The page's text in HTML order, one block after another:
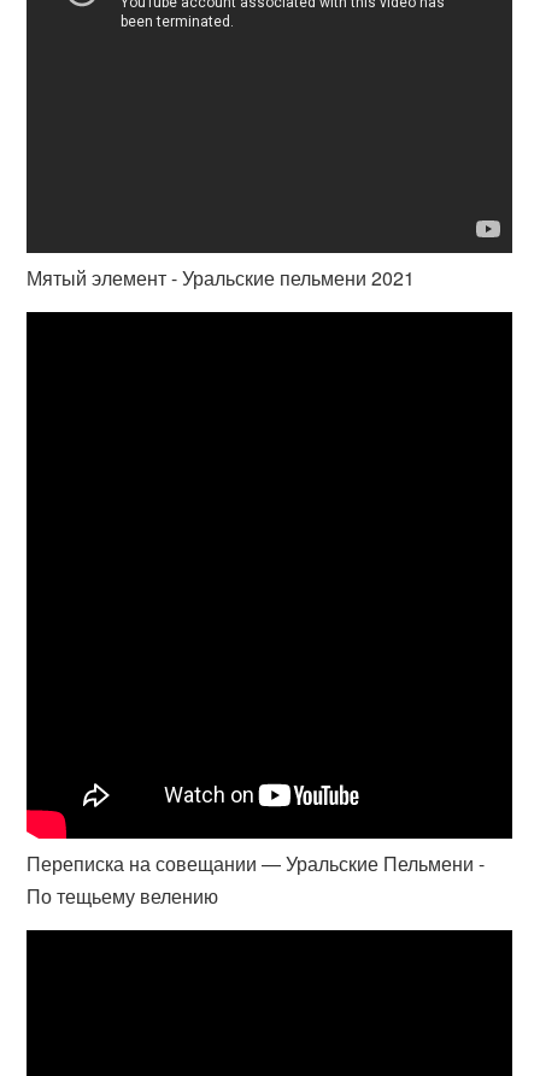
Мятый элемент - Уральские пельмени 2021
Переписка на совещании — Уральские Пельмени -
По тещьему велению